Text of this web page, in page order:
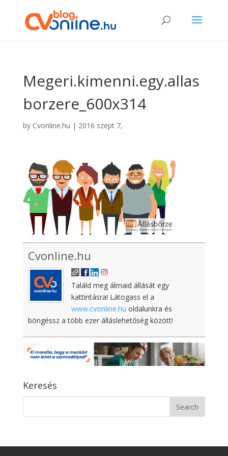
Megeri.kimenni.egy.allas
borzere_600x314
by Cvonline.hu | 2016 szept 7,
Cvonline.hu
Találd meg álmaid állását egy
kattintásra! Látogass el a
www.cvonline.hu oldalunkra és
böngéssz a több ezer álláslehetőség között!
Keresés